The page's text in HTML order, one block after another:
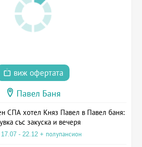
виж офертата
Павел Баня
СПА хотел Княз Павел в Павел баня:
със закуска и вечеря
- 22.12 + полупансион